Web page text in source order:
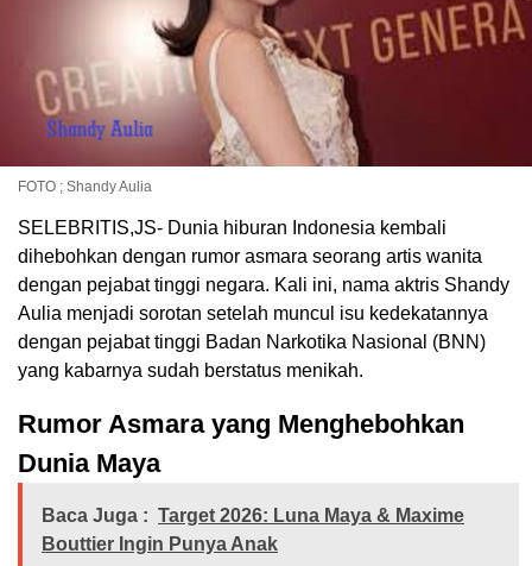
FOTO ; Shandy Aulia
SELEBRITIS,JS- Dunia hiburan Indonesia kembali
dihebohkan dengan rumor asmara seorang artis wanita
dengan pejabat tinggi negara. Kali ini, nama aktris Shandy
Aulia menjadi sorotan setelah muncul isu kedekatannya
dengan pejabat tinggi Badan Narkotika Nasional (BNN)
yang kabarnya sudah berstatus menikah.
Rumor Asmara yang Menghebohkan
Dunia Maya
Baca Juga : Target 2026: Luna Maya & Maxime
Bouttier Ingin Punya Anak